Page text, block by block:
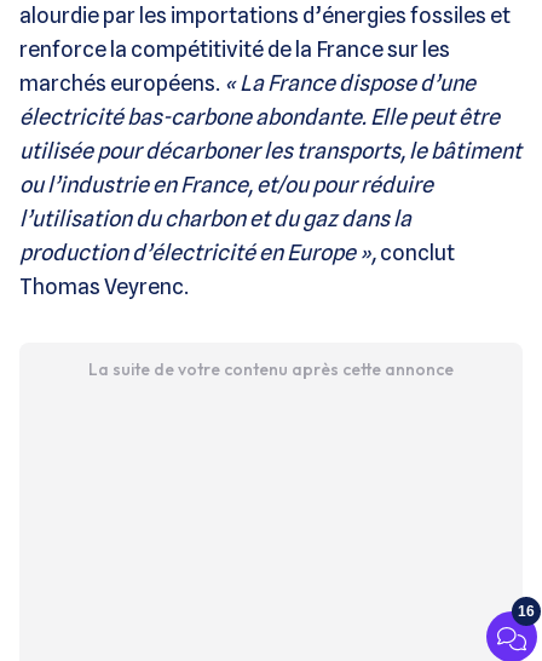
alourdie par les importations d’énergies fossiles et
renforce la compétitivité de la France sur les
marchés européens. « La France dispose d’une
électricité bas-carbone abondante. Elle peut être
utilisée pour décarboner les transports, le bâtiment
ou l’industrie en France, et/ou pour réduire
l’utilisation du charbon et du gaz dans la
production d’électricité en Europe »,conclut
Thomas Veyrenc.
La suite de votre contenu après cette annonce
16